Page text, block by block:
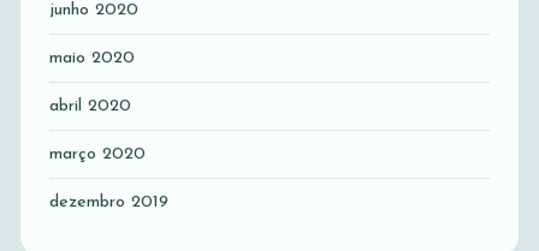
junho 2020
maio 2020
abril 2020
março 2020
dezembro 2019